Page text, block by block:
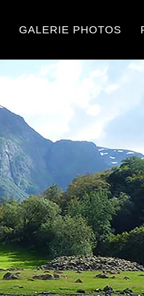
GALERIE PHOTOS